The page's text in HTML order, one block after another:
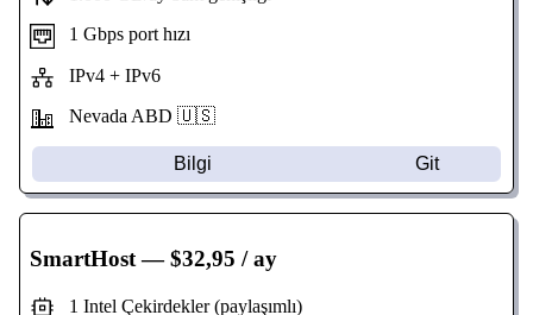
1 Gbps port hızı
IPv4 + IPv6
Nevada ABD 🇺🇸
Bilgi Git
SmartHost— $32,95 / ay
1 Intel Çekirdekler (paylaşımlı)